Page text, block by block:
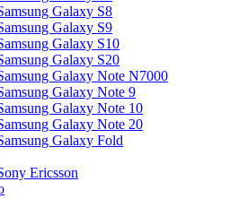
Galaxy S8
Galaxy S9
Galaxy S10
Galaxy S20
Galaxy Note N7000
Galaxy Note 9
Galaxy Note 10
Galaxy Note 20
Galaxy Fold
Ericsson